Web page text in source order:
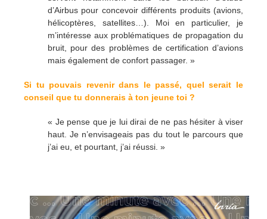
d’Airbus pour concevoir différents produits (avions,
hélicoptères, satellites…). Moi en particulier, je
m’intéresse aux problématiques de propagation du
bruit, pour des problèmes de certification d’avions
mais également de confort passager. »
Si tu pouvais revenir dans le passé, quel serait le
conseil que tu donnerais à ton jeune toi ?
« Je pense que je lui dirai de ne pas hésiter à viser
haut. Je n’envisageais pas du tout le parcours que
j’ai eu, et pourtant, j’ai réussi. »